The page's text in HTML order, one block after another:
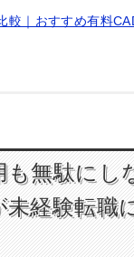
較｜おすすめ有料
未経験転職